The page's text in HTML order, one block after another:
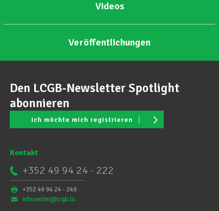
Videos
Veröffentlichungen
Den LCGB-Newsletter Spotlight
abonnieren
Ich möchte mich registrieren
Kontakt
+352 49 94 24 - 222
+352 49 94 24 - 249
infocenter@lcgb.lu